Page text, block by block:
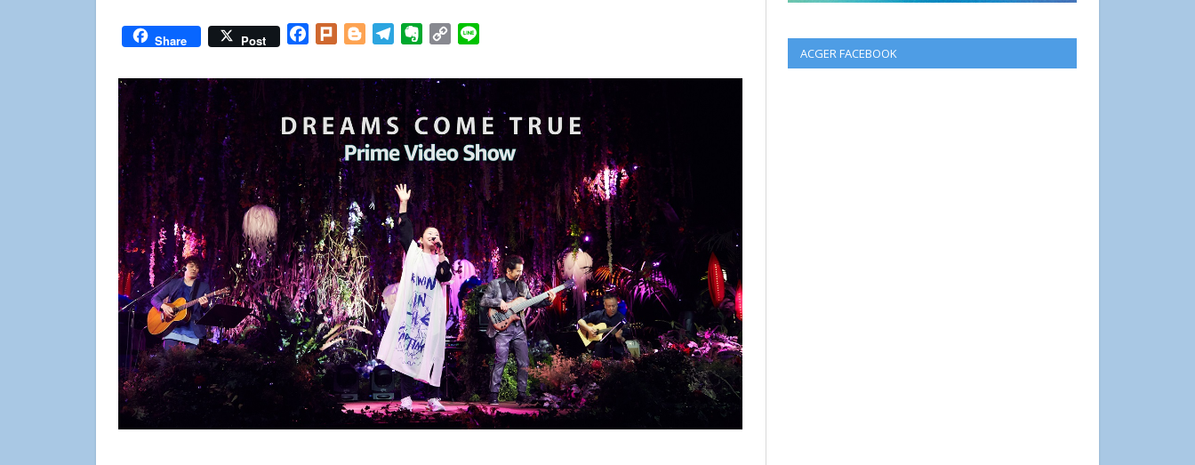
Share Post Facebook
Plurk BloggerTelegramEvernote
Copy
ACGER FACEBOOK